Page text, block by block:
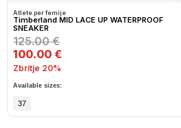
Atlete per femije
Timberland MID LACE UP WATERPROOF
SNEAKER
125.00 €
100.00 €
Zbritje 20%
Available sizes:
37